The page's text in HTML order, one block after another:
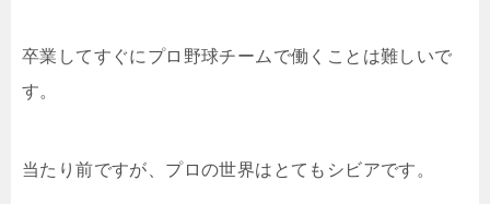
卒業してすぐにプロ野球チームで働くことは難しいで
す。
当たり前ですが、プロの世界はとてもシビアです。